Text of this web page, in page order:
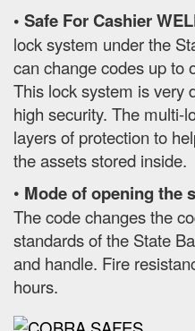
• Safe For Cashier
lock system under the
can change codes up to
This lock system is very
high security. The multi-
layers of protection to
the assets stored inside.
• Mode of opening the
The code changes the
standards of the State
and handle. Fire
hours.